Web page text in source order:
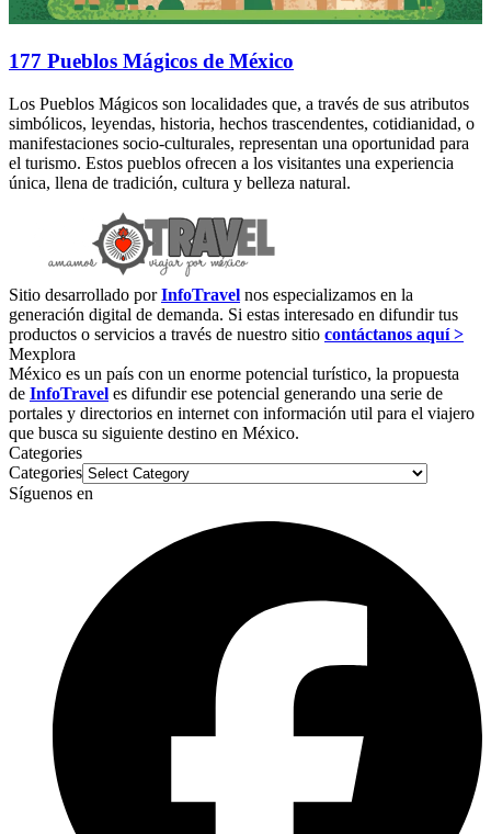
177 Pueblos Mágicos de México
Los Pueblos Mágicos son localidades que, a través de sus atributos
simbólicos, leyendas, historia, hechos trascendentes, cotidianidad, o
manifestaciones socio-culturales, representan una oportunidad para
el turismo. Estos pueblos ofrecen a los visitantes una experiencia
única, llena de tradición, cultura y belleza natural.
Sitio desarrollado porInfoTravel nos especializamos en la
generación digital de demanda. Si estas interesado en difundir tus
productos o servicios a través de nuestro sitio contáctanos aquí >
Mexplora
México es un país con un enorme potencial turístico, la propuesta
de InfoTravel es difundir ese potencial generando una serie de
portales y directorios en internet con información util para el viajero
que busca su siguiente destino en México.
Categories
Categories
Síguenos en